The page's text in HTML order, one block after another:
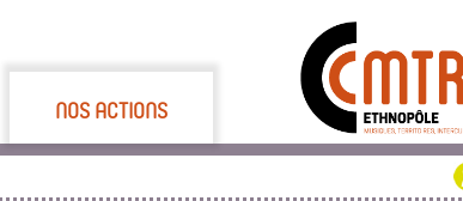
NOS ACTIONS